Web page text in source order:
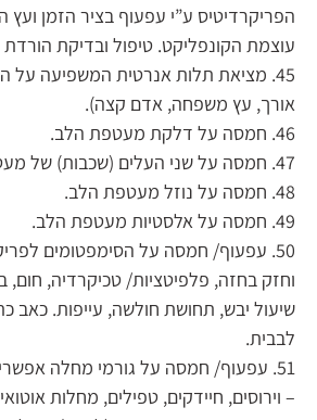
הפריקרדיטיס ע”י עפעוף בציר הזמן
עוצמת הקונפליקט. טיפול ובדיקת
45. מציאת תלות אנרטית המשפיעה על
אורך, עץ משפחה, אדם קצה).
46. חמסה על דלקת מעטפת הלב.
47. חמסה על שני העלים (שכבות) של מעטפת הלב.
48. חמסה על נוזל מעטפת הלב.
49. חמסה על אלסטיות מעטפת הלב.
50. עפעוף/ חמסה על הסימפטומים
וחזק בחזה, פלפיטציות/ טכיקרדיה, חום,
שיעול יבש, תחושת חולשה, עייפות.
לבבית.
51. עפעוף/ חמסה על גורמי מחלה
– וירוסים, חיידקים, טפילים, מחלות